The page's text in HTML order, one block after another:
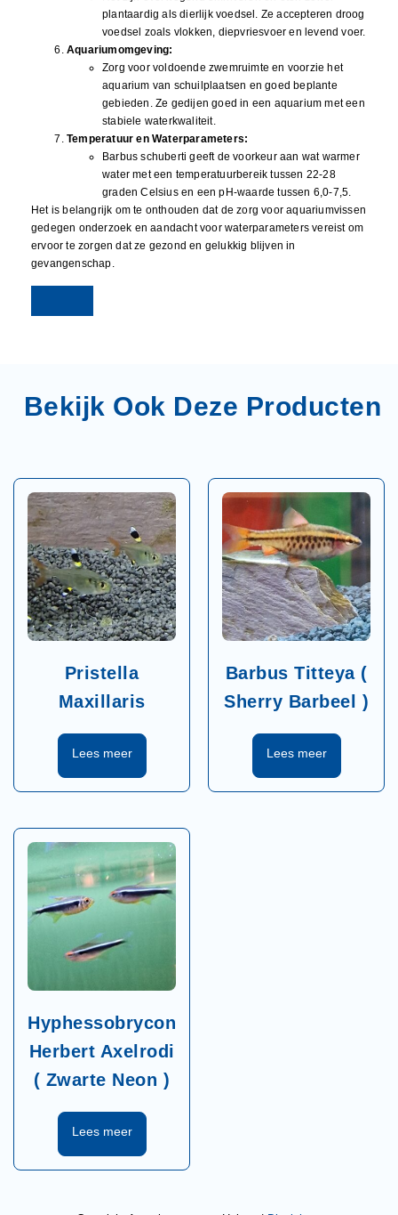
plantaardig als dierlijk voedsel. Ze accepteren droog
voedsel zoals vlokken, diepvriesvoer en levend voer.
Aquariumomgeving:
Zorg voor voldoende zwemruimte en voorzie het
aquarium van schuilplaatsen en goed beplante
gebieden. Ze gedijen goed in een aquarium met een
stabiele waterkwaliteit.
Temperatuur en Waterparameters:
Barbus schuberti geeft de voorkeur aan wat warmer
water met een temperatuurbereik tussen 22-28
graden Celsius en een pH-waarde tussen 6,0-7,5.
Het is belangrijk om te onthouden dat de zorg voor aquariumvissen
gedegen onderzoek en aandacht voor waterparameters vereist om
ervoor te zorgen dat ze gezond en gelukkig blijven in
gevangenschap.
Pristella
Maxillaris
Barbus Titteya (
Sherry Barbeel )
Hyphessobrycon
Herbert Axelrodi
( Zwarte Neon )